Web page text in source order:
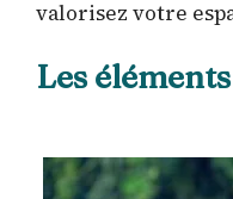
valorisez votre
Les